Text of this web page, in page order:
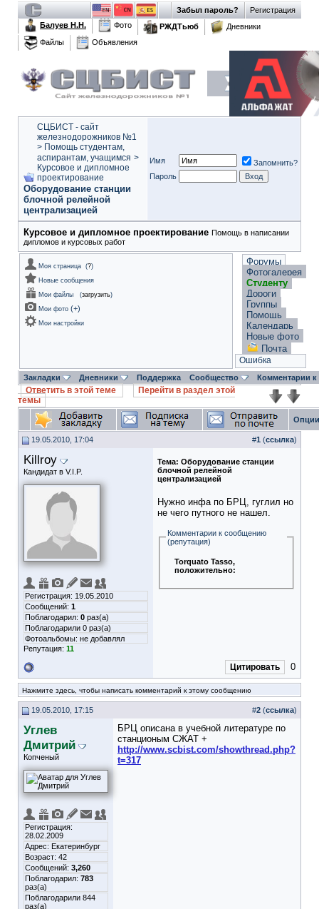
Регистрация
Забыл пароль?
Балуев Н.Н.
Фото РЖДТьюб
Дневники
Файлы
Объявления
СЦБИСТ - сайт
железнодорожников №1
> Помощь студентам,
аспирантам, учащимся >
Курсовое и дипломное
проектирование
Оборудование станции
блочной релейной
централизацией
Имя
Запомнить?
Пароль
Курсовое и дипломное проектирование Помощь в написании
дипломов и курсовых работ
Моя страница (?)
Новые сообщения
Мои файлы
(загрузить)
Мои фото (+)
Мои настройки
Форумы
Фотогалерея
Студенту
Дороги
Группы
Помощь
Календарь
Новые фото
Почта
Ошибка
Закладки Дневники Поддержка Сообщество Комментарии
Ответить в этой теме
Перейти в раздел этой
темы
19.05.2010, 17:04 #1 (ссылка)
Killroy
Кандидат в V.I.P.
Регистрация: 19.05.2010
Сообщений: 1
Поблагодарил: 0 раз(а)
Поблагодарили 0 раз(а)
Фотоальбомы: не добавлял
Репутация: 11
Тема: Оборудование станции
блочной релейной
централизацией
Нужно инфа по БРЦ, гуглил но
не чего путного не нашел.
Комментарии к сообщению
(репутация)
Torquato Tasso,
положительно:
Цитировать 0
Нажмите здесь, чтобы написать комментарий к этому сообщению
19.05.2010, 17:15 #2 (ссылка)
Углев
Дмитрий
Копченый
Регистрация:
28.02.2009
Адрес: Екатеринбург
Возраст: 42
Сообщений: 3,260
Поблагодарил: 783
раз(а)
Поблагодарили 844
раз(а)
БРЦ описана в учебной литературе по
станционым СЖАТ +
http://www.scbist.com/showthread.php?
t=317